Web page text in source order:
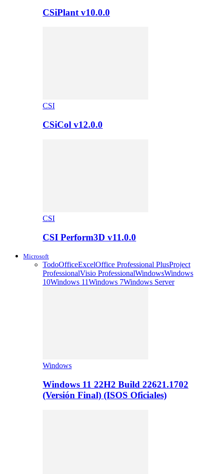
CSiPlant v10.0.0
CSI
CSiCol v12.0.0
CSI
CSI Perform3D v11.0.0
Microsoft
TodoOfficeExcelOffice Professional PlusProject
ProfessionalVisio ProfessionalWindowsWindows
10Windows 11Windows 7Windows Server
Windows
Windows 11 22H2 Build 22621.1702
(Versión Final) (ISOS Oficiales)